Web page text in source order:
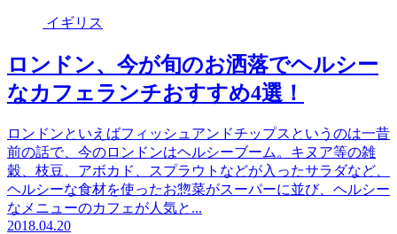
イギリス
ロンドン、今が旬のお洒落でヘルシー
なカフェランチおすすめ4選！
ロンドンといえばフィッシュアンドチップスというのは一昔
前の話で、今のロンドンはヘルシーブーム。キヌア等の雑
穀、枝豆、アボカド、スプラウトなどが入ったサラダなど、
ヘルシーな食材を使ったお惣菜がスーパーに並び、ヘルシー
なメニューのカフェが人気と...
2018.04.20